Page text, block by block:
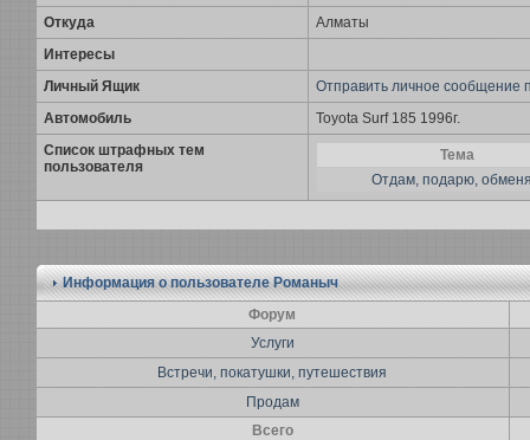
Откуда
Алматы
Интересы
Личный Ящик
Отправить личное сообщение
Автомобиль
Toyota Surf 185 1996г.
Список штрафных тем
пользователя
Тема
Отдам, подарю,
Информация о пользователеРоманыч
Форум
Услуги
Встречи, покатушки, путешествия
Продам
Всего